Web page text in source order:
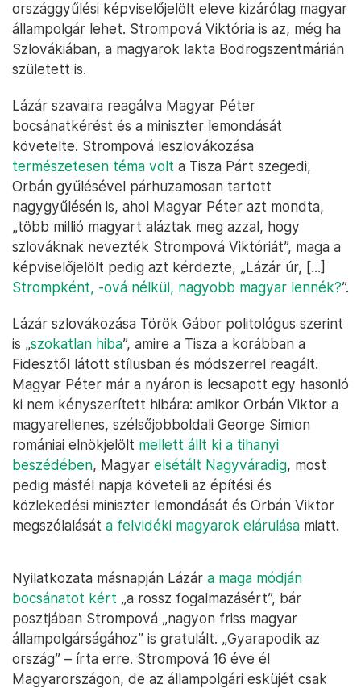
országgyűlési képviselőjelölt eleve kizárólag magyar
állampolgár lehet. Strompová Viktória is az, még ha
Szlovákiában, a magyarok lakta Bodrogszentmárián
született is.
Lázár szavaira reagálva Magyar Péter
bocsánatkérést és a miniszter lemondását
követelte. Strompová leszlovákozása
természetesen téma volt a Tisza Párt szegedi,
Orbán gyűlésével párhuzamosan tartott
nagygyűlésén is, ahol Magyar Péter azt mondta,
„több millió magyart aláztak meg azzal, hogy
szlováknak nevezték Strompová Viktóriát”, maga a
képviselőjelölt pedig azt kérdezte, „Lázár úr, [...]
Strompként, -ová nélkül, nagyobb magyar lennék?”.
Lázár szlovákozása Török Gábor politológus szerint
is „szokatlan hiba”, amire a Tisza a korábban a
Fidesztől látott stílusban és módszerrel reagált.
Magyar Péter már a nyáron is lecsapott egy hasonló
ki nem kényszerített hibára: amikor Orbán Viktor a
magyarellenes, szélsőjobboldali George Simion
romániai elnökjelölt mellett állt ki a tihanyi
beszédében, Magyar elsétált Nagyváradig, most
pedig másfél napja követeli az építési és
közlekedési miniszter lemondását és Orbán Viktor
megszólalását a felvidéki magyarok elárulása miatt.
Nyilatkozata másnapján Lázár a maga módján
bocsánatot kért „a rossz fogalmazásért”, bár
posztjában Strompová „nagyon friss magyar
állampolgárságához” is gratulált. „Gyarapodik az
ország” – írta erre. Strompová 16 éve él
Magyarországon, de az állampolgári esküjét csak